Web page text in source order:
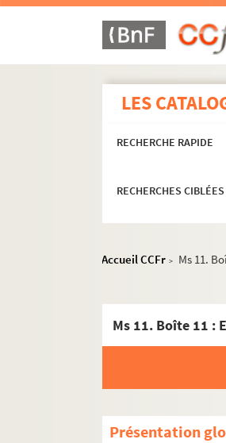
LES
RECHERCHE RAPIDE
RECHERCHES CIBLÉES
Accueil CCFr > Ms 11.
Ms 11. Boîte 11 :
Présentation